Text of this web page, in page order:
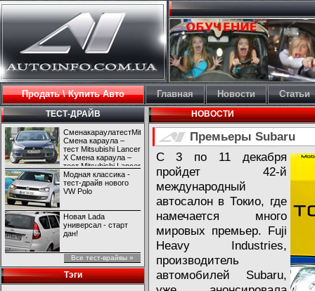
Продать \ Купить Авто Главная Новости Статьи
ТЕСТ-ДРАЙВ
СменакараулатестMitsubishiLancerX
Смена караула –
тест Mitsubishi Lancer
X Смена караула –
тест Mitsubishi Lancer
X
Модная классика -
тест-драйв нового
VW Polo
Новая Lada
универсал - старт
дан!
Все тест-врайвы »
Тэги
НОВОСТИ
Премьеры Subaru
С 3 по 11 декабря
пройдет 42-й
международный
автосалон в Токио, где
намечается много
мировых премьер. Fuji
Heavy Industries,
производитель
автомобилей Subaru,